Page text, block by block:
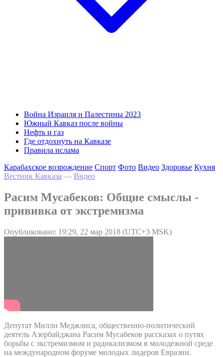
Война Израиля и Палестины 2023
Южный Кавказ после войны
Нефть и газ
Где отдохнуть на Кавказе
Правила ислама
Карабахское возрождение Спорт Фото Видео Здоровье Кухня
Вестник Кавказа — Видео
Расим Мусабеков: Общие смыслы -
прививка от экстремизма
Опубликовано: 19:29, 22 мар 2018 (UTC+3 MSK)
Депутат Милли Меджлиса, общественно-политический
деятель Азербайджана Расим Мусабеков рассказах о путях
борьбы с экстремизмом и радикализмом в молодежной среде
на международном форуме молодых лидеров Евразии.